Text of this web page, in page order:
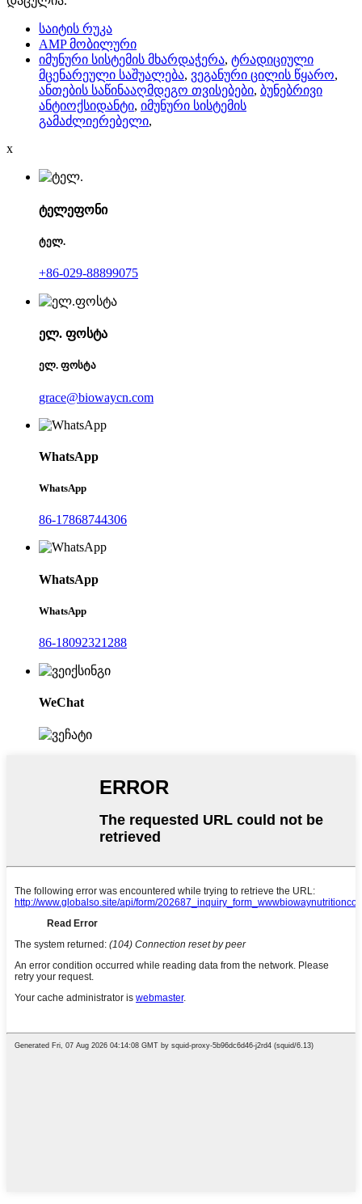
საიტის რუკა
AMP მობილური
იმუნური სისტემის მხარდაჭერა, ტრადიციული
მცენარეული საშუალება, ვეგანური ცილის წყარო,
ანთების საწინააღმდეგო თვისებები, ბუნებრივი
ანტიოქსიდანტი, იმუნური სისტემის
გამაძლიერებელი,
x
ტელეფონი
ტელ.
+86-029-88899075
ელ. ფოსტა
ელ. ფოსტა
grace@biowaycn.com
WhatsApp
WhatsApp
86-17868744306
WhatsApp
WhatsApp
86-18092321288
WeChat